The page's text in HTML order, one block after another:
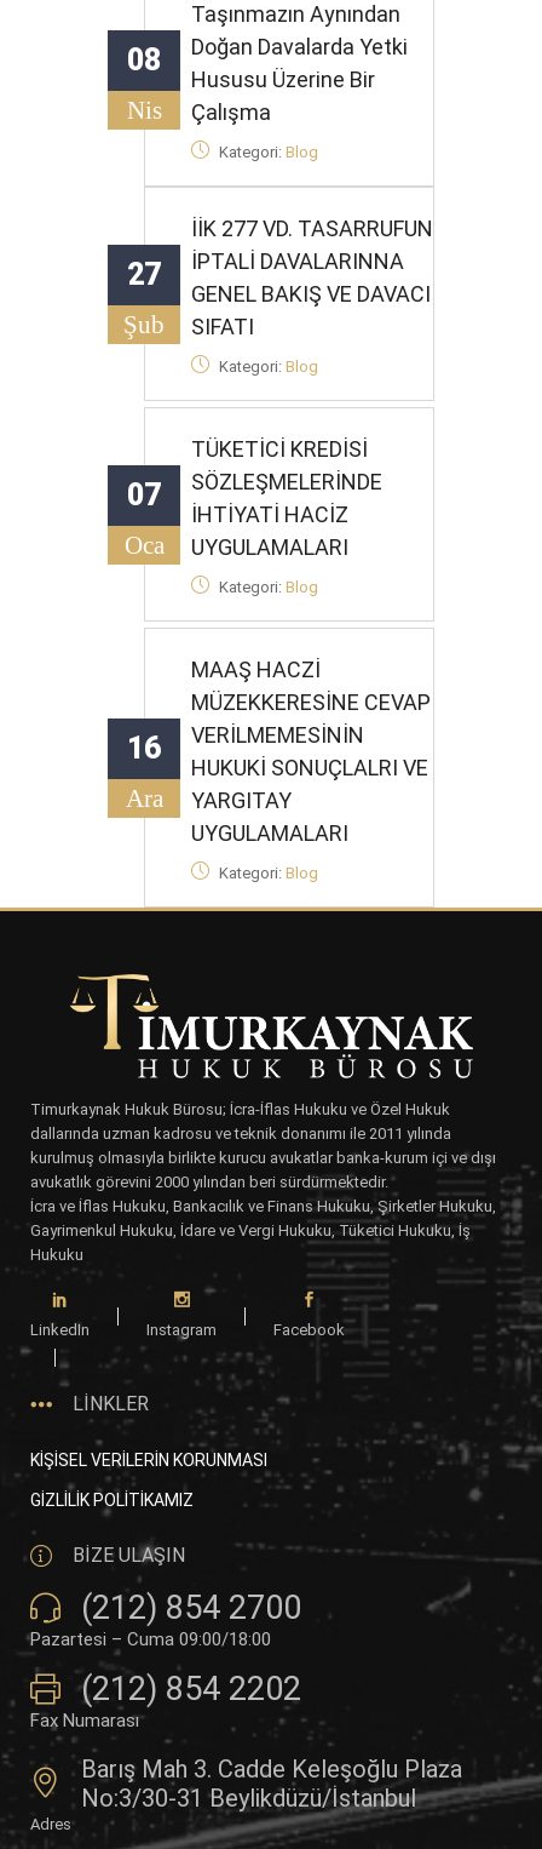
08
Nis
Taşınmazın Aynından
Doğan Davalarda Yetki
Hususu Üzerine Bir
Çalışma
Kategori: Blog
27
Şub
İİK 277 VD. TASARRUFUN
İPTALİ DAVALARINNA
GENEL BAKIŞ VE DAVACI
SIFATI
Kategori: Blog
07
Oca
TÜKETİCİ KREDİSİ
SÖZLEŞMELERİNDE
İHTİYATİ HACİZ
UYGULAMALARI
Kategori: Blog
16
Ara
MAAŞ HACZİ
MÜZEKKERESİNE CEVAP
VERİLMEMESİNİN
HUKUKİ SONUÇLALRI VE
YARGITAY
UYGULAMALARI
Kategori: Blog
Timurkaynak Hukuk Bürosu; İcra-İflas Hukuku ve Özel Hukuk
dallarında uzman kadrosu ve teknik donanımı ile 2011 yılında
kurulmuş olmasıyla birlikte kurucu avukatlar banka-kurum içi ve dışı
avukatlık görevini 2000 yılından beri sürdürmektedir.
İcra ve İflas Hukuku, Bankacılık ve Finans Hukuku, Şirketler Hukuku,
Gayrimenkul Hukuku, İdare ve Vergi Hukuku, Tüketici Hukuku, İş
Hukuku
LinkedIn Instagram Facebook
LİNKLER
KİŞİSEL VERİLERİN KORUNMASI
GİZLİLİK POLİTİKAMIZ
BİZE ULAŞIN
(212) 854 2700
Pazartesi – Cuma 09:00/18:00
(212) 854 2202
Fax Numarası
Barış Mah 3. Cadde Keleşoğlu Plaza
No:3/30-31 Beylikdüzü/İstanbul
Adres